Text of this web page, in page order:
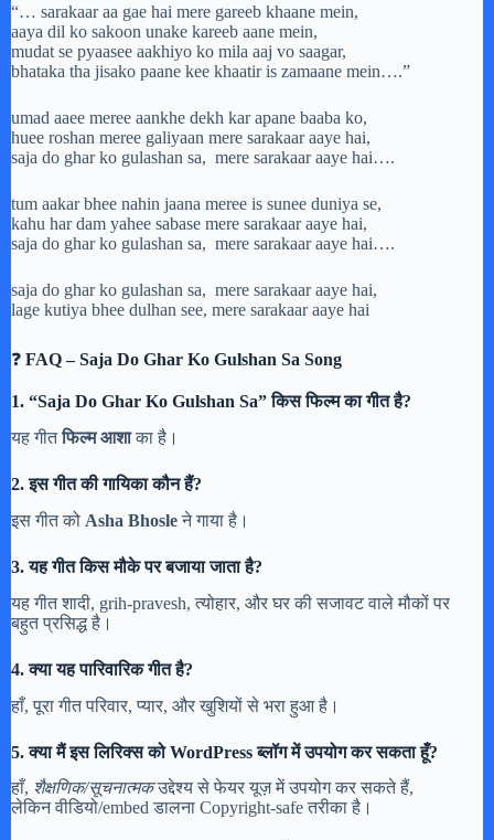
“… sarakaar aa gae hai mere gareeb khaane mein,
aaya dil ko sakoon unake kareeb aane mein,
mudat se pyaasee aakhiyo ko mila aaj vo saagar,
bhataka tha jisako paane kee khaatir is zamaane mein….”
umad aaee meree aankhe dekh kar apane baaba ko,
huee roshan meree galiyaan mere sarakaar aaye hai,
saja do ghar ko gulashan sa, mere sarakaar aaye hai….
tum aakar bhee nahin jaana meree is sunee duniya se,
kahu har dam yahee sabase mere sarakaar aaye hai,
saja do ghar ko gulashan sa, mere sarakaar aaye hai….
saja do ghar ko gulashan sa, mere sarakaar aaye hai,
lage kutiya bhee dulhan see, mere sarakaar aaye hai
❓ FAQ – Saja Do Ghar Ko Gulshan Sa Song
1. “Saja Do Ghar Ko Gulshan Sa” किस फिल्म का गीत है?
यह गीतफिल्म आशाका है।
2. इस गीत की गायिका कौन हैं?
इस गीत को Asha Bhosleने गाया है।
3. यह गीत किस मौके पर बजाया जाता है?
यह गीत शादी, grih-pravesh, त्योहार, और घर की सजावट वाले मौकों पर
बहुत प्रसिद्ध है।
4. क्या यह पारिवारिक गीत है?
हाँ, पूरा गीत परिवार, प्यार, और खुशियों से भरा हुआ है।
5. क्या मैं इस लिरिक्स को WordPress ब्लॉग में उपयोग कर सकता हूँ?
हाँ, शैक्षणिक/सूचनात्मकउद्देश्य से फेयर यूज़ में उपयोग कर सकते हैं,
लेकिन वीडियो/embed डालना Copyright-safe तरीका है।